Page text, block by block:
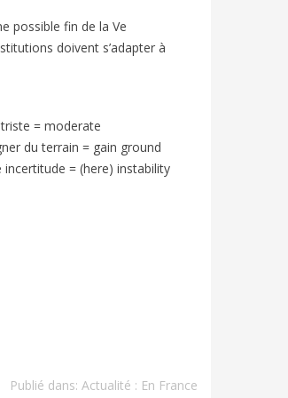
possible fin de la Ve
doivent s’adapter à
= moderate
du terrain = gain ground
incertitude = (here) instability
Publié dans: Actualité : En France